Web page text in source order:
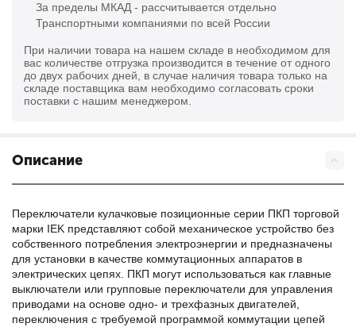
За пределы МКАД - рассчитывается отдельно
Транспортными компаниями по всей России
При наличии товара на нашем складе в необходимом для
вас количестве отгрузка производится в течение от одного
до двух рабочих дней, в случае наличия товара только на
складе поставщика вам необходимо согласовать сроки
поставки с нашим менеджером.
Описание
Переключатели кулачковые позиционные серии ПКП торговой
марки IEK представляют собой механическое устройство без
собственного потребления электроэнергии и предназначены
для установки в качестве коммутационных аппаратов в
электрических цепях. ПКП могут использоваться как главные
выключатели или групповые переключатели для управления
приводами на основе одно- и трехфазных двигателей,
переключения с требуемой программой коммутации цепей